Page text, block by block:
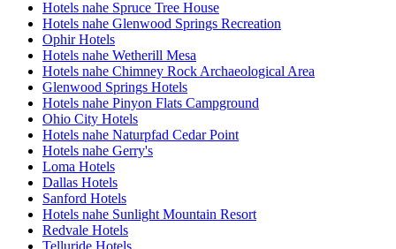
Hotels nahe Spruce Tree House
Hotels nahe Glenwood Springs Recreation
Ophir Hotels
Hotels nahe Wetherill Mesa
Hotels nahe Chimney Rock Archaeological Area
Glenwood Springs Hotels
Hotels nahe Pinyon Flats Campground
Ohio City Hotels
Hotels nahe Naturpfad Cedar Point
Hotels nahe Gerry's
Loma Hotels
Dallas Hotels
Sanford Hotels
Hotels nahe Sunlight Mountain Resort
Redvale Hotels
Telluride Hotels